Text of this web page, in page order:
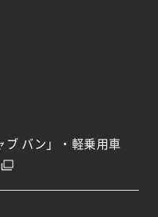
ブ バン」・軽乗用車